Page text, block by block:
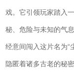
戏。它引领玩家踏入
秘、危险与未知的气
经意间闯入这片名为“
隐匿着诸多古老的秘